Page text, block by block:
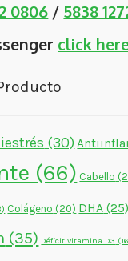
0806 / 5838
click
(30)
(66) Cabello
Colágeno (20) DHA (25)
(35) Déficit vitamina D3